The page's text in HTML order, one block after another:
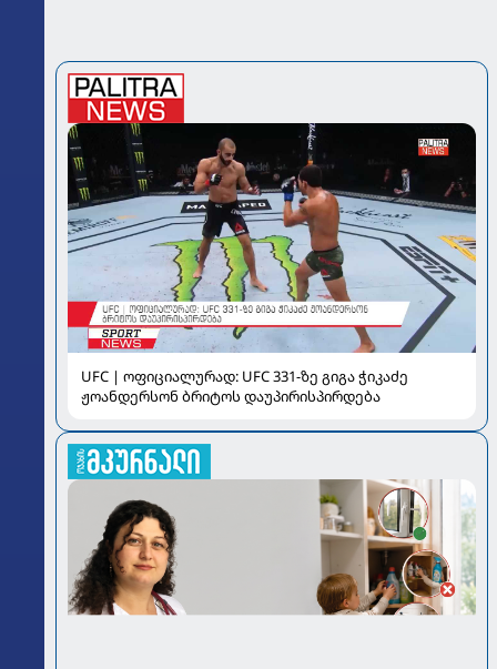
UFC | ოფიციალურად: UFC 331-ზე გიგა ჭიკაძე
ჟოანდერსონ ბრიტოს დაუპირისპირდება